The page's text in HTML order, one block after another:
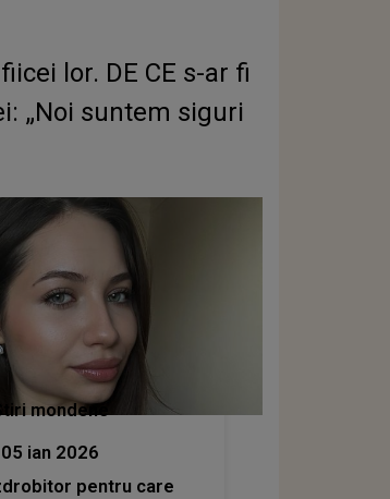
lor. DE CE s-ar fi
„Noi suntem siguri
Stiri mondene
05 ian 2026
pentru care